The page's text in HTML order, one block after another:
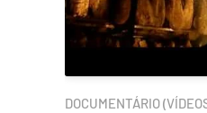
DOCUMENTÁRIO